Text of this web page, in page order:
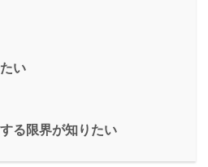
い
る限界が知りたい